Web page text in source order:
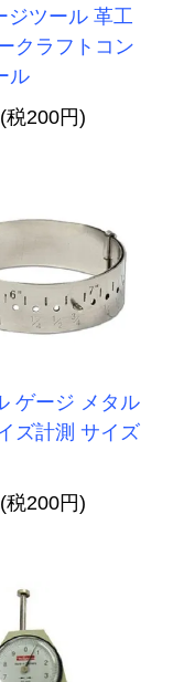
ジツール 革工
クラフトコン
ル
税200円)
ゲージ メタル
ズ計測 サイズ
税200円)